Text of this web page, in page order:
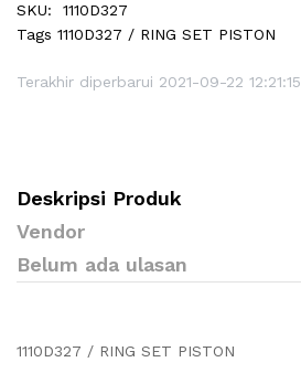
SKU:
1110D327
Tags 1110D327 / RING SET PISTON
Terakhir diperbarui 2021-09-22 12:21:15
Deskripsi Produk
Vendor
Belum ada ulasan
1110D327 / RING SET PISTON